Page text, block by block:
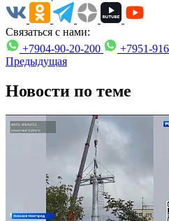
Связаться с нами:
+7904-90-20-200
+7951-
Предыдущая
Новости по теме